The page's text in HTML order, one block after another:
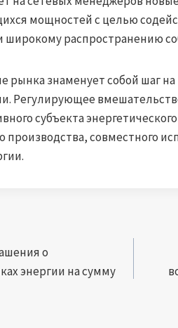
мощностей с целью
широкому распространению
рынка знаменует собой шаг
Регулирующее
субъекта
производства, совместного
о
энергии на сумму